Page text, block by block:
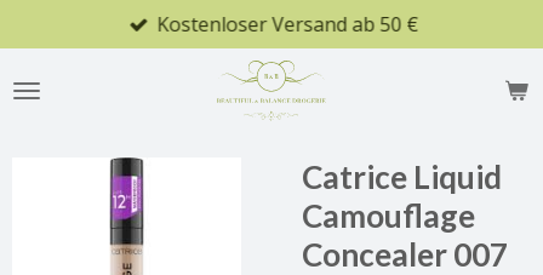
Hauptinhalt
springen
Kostenloser Versand ab 50 €
Catrice Liquid
Camouflage
Concealer 007